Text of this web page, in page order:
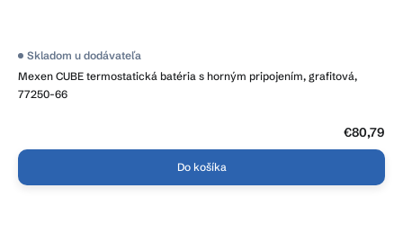
Mexen CUBE termostatická batéria s horným pripojením, grafitová,
77250-66
Skladom u dodávateľa
€80,79
Do košíka